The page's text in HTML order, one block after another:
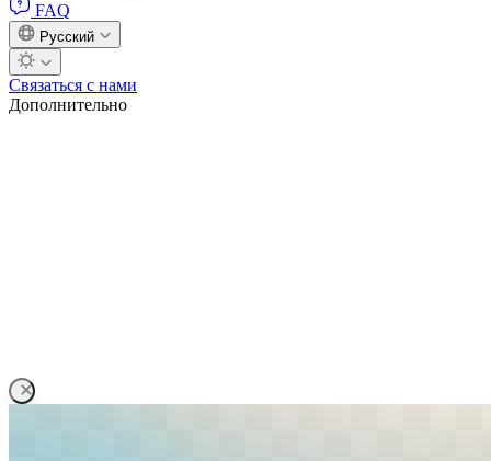
FAQ
Русский
Связаться с нами
Дополнительно